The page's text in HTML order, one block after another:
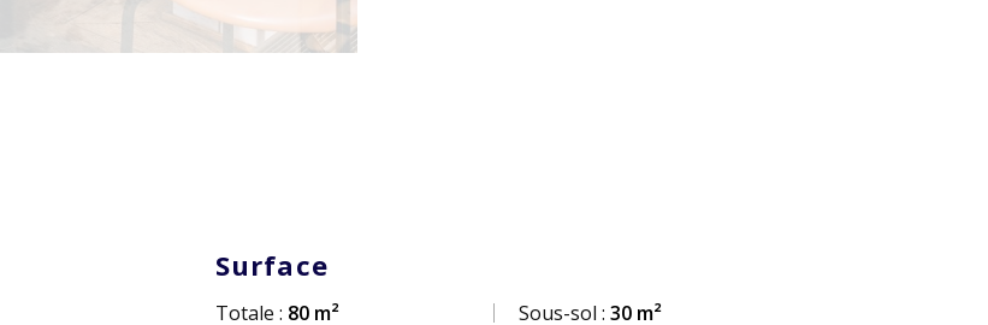
Surface
Totale : 80 m²
Sous-sol : 30 m²